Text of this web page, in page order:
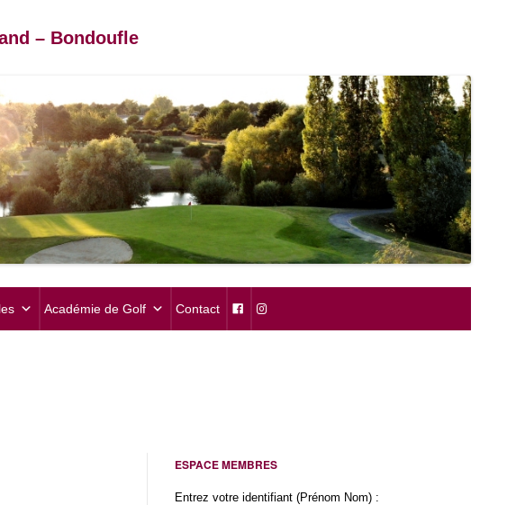
– Bondoufle
Académie de Golf Contact
ESPACE MEMBRES
Entrez votre identifiant (Prénom Nom) :